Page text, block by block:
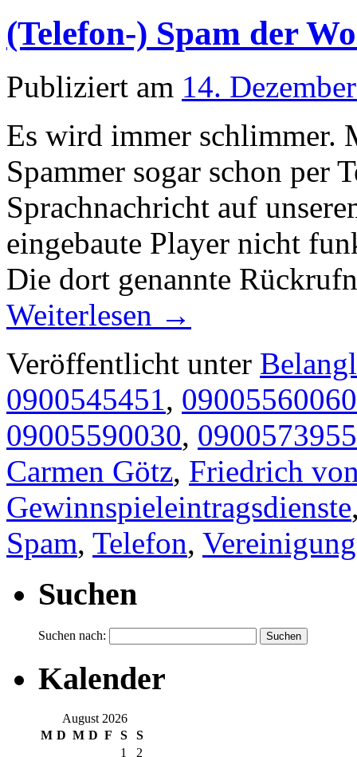
(Telefon-) Spam der
Publiziert am 14.
Es wird immer schlimmer.
Spammer sogar schon per
Sprachnachricht auf
eingebaute Player nicht
Die dort genannte
Weiterlesen →
Veröffentlicht unter
0900545451 , 09005560060
09005590030,
Carmen Götz, Friedrich
Gewinnspieleintragsdienste
Spam, Telefon, Vereinigung
Suchen
Suchen nach:
Kalender
August 2026
M D M D F S
S
1
2